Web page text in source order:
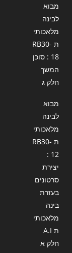
מבוא
לבינה
מלאכותי
ת RB30-
18 : סוכן
המשך
חלק ג
מבוא
לבינה
מלאכותי
ת RB30-
12 :
יצירת
סרטונים
בעזרת
בינה
מלאכותי
ת A.I
חלק א